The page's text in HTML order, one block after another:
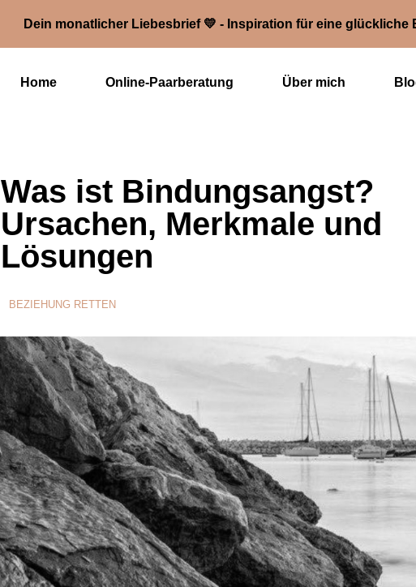
Dein monatlicher Liebesbrief 💛 - Inspiration für eine glückliche
Home Online-Paarberatung Über mich
Was ist Bindungsangst?
Ursachen, Merkmale und
Lösungen
BEZIEHUNG RETTEN